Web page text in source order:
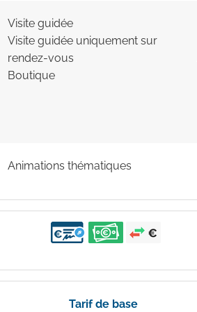
Visite guidée
Visite guidée uniquement sur
rendez-vous
Boutique
Animations thématiques
Tarif de base